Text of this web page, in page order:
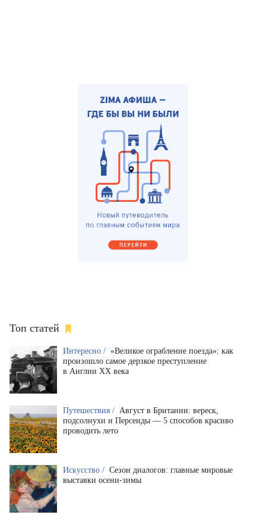
Топ статей
Интересно / «Великое ограбление поезда»: как
произошло самое дерзкое преступление
в Англии XX века
Путешествия / Август в Британии: вереск,
подсолнухи и Персеиды — 5 способов красиво
проводить лето
Искусство / Сезон диалогов: главные мировые
выставки осени-зимы